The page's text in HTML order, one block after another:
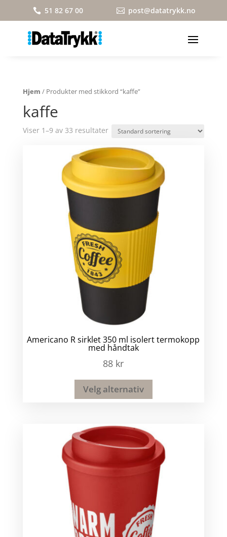
 51 82 67 00  post@datatrykk.no
Hjem / Produkter med stikkord “kaffe”
kaffe
Viser 1–9 av 33 resultater
Americano R sirklet 350 ml isolert termokopp
med håndtak
88 kr
Velg alternativ